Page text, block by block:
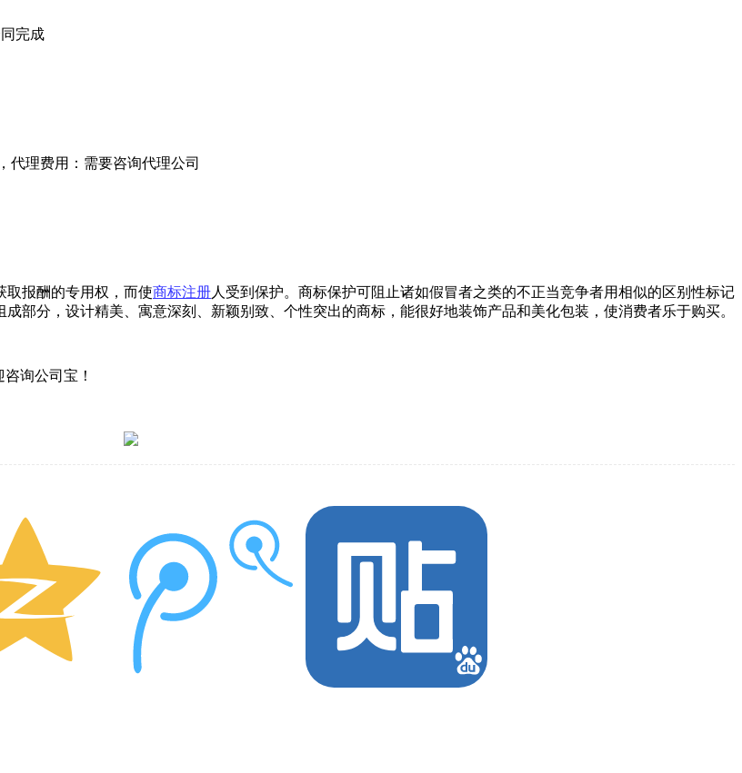
完成
代理费用：需要咨询代理公司
取报酬的专用权，而使商标注册人受到保护。商标保护可阻止诸如假冒者之类的不正当竞争者用相似的区别性标记
部分，设计精美、寓意深刻、新颖别致、个性突出的商标，能很好地装饰产品和美化包装，使消费者乐于购买。
询公司宝！